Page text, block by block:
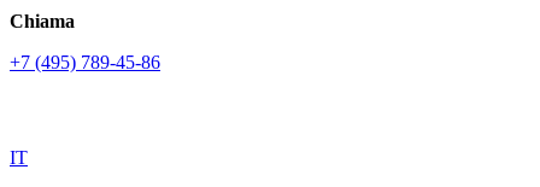
Chiama
+7 (495) 789-45-86
IT